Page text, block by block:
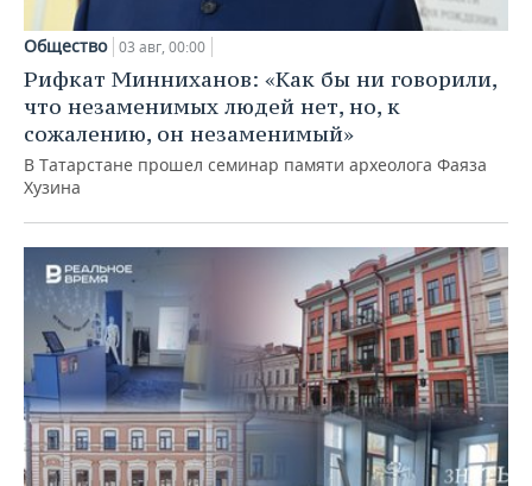
Общество 03 авг, 00:00
Рифкат Минниханов: «Как бы ни говорили,
что незаменимых людей нет, но, к
сожалению, он незаменимый»
В Татарстане прошел семинар памяти археолога Фаяза
Хузина